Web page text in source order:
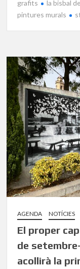
grafits
la bisbal
pintures murals
AGENDA NOTÍCIES
El proper
de
acollirà la